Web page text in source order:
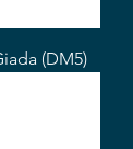
(DM5)